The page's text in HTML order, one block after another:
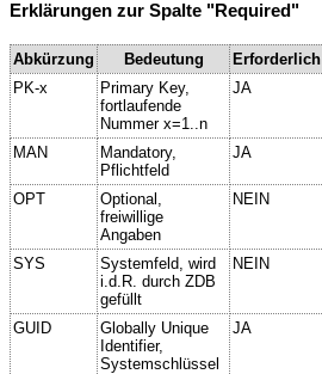
Erklärungen zur Spalte "Required"
Abkürzung Bedeutung
Erforderlich
PK-x
Primary Key,
fortlaufende
Nummer x=1..n
JA
MAN
Mandatory,
Pflichtfeld
JA
OPT
Optional,
freiwillige
Angaben
NEIN
SYS
Systemfeld, wird
i.d.R. durch ZDB
gefüllt
NEIN
GUID
Globally Unique
Identifier,
Systemschlüssel
JA